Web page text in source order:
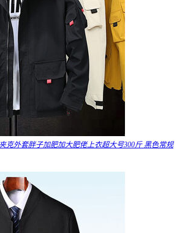
克外套胖子加肥加大肥佬上衣超大号300斤 黑色常规